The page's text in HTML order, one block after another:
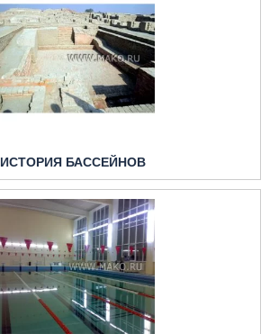
ИСТОРИЯ БАССЕЙНОВ